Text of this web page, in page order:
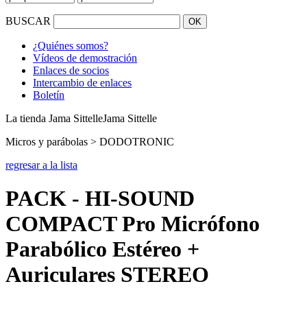
BUSCAR
¿Quiénes somos?
Vídeos de demostración
Enlaces de socios
Intercambio de enlaces
Boletín
La tienda Jama SittelleJama Sittelle
Micros y parábolas > DODOTRONIC
regresar a la lista
PACK - HI-SOUND
COMPACT Pro Micrófono
Parabólico Estéreo +
Auriculares STEREO